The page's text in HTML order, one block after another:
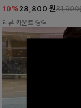
10%28,800 원31,900
리뷰 카운트 영역